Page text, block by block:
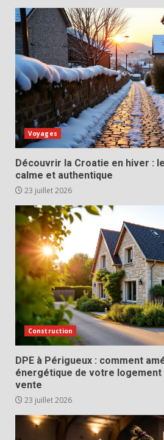
Voyages
Découvrir la Croatie en hiver :
calme et authentique
23 juillet 2026
Construction
DPE à Périgueux : comment
énergétique de votre logement
vente
23 juillet 2026